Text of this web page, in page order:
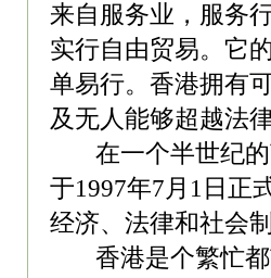
来自服务业，服务
实行自由贸易。它
单易行。香港拥有
及无人能够超越法
在一个半世纪的
于1997年7月1日正
经济、法律和社会
香港是个繁忙都